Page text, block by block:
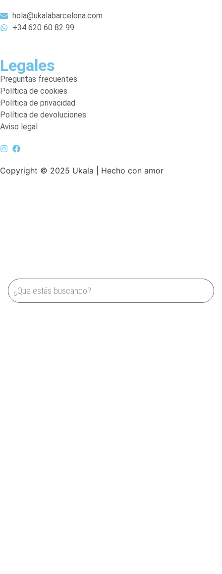
hola@ukalabarcelona.com
+34 620 60 82 99
Legales
Preguntas frecuentes
Política de cookies
Política de privacidad
Política de devoluciones
Aviso legal
Copyright © 2025 Ukala | Hecho con amor